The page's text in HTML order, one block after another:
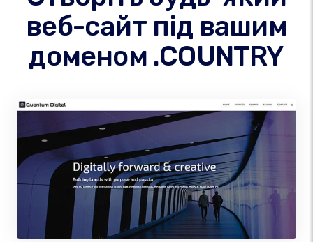
веб-сайт під вашим
доменом .COUNTRY